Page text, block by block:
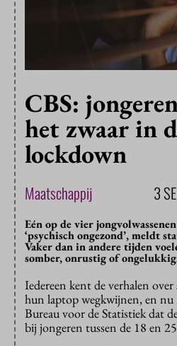
CBS:
het zwaar in
lockdown
Maatschappij 3
Eén op de vier
‘psychisch ongezond’, meldt
Vaker dan in andere tijden
somber, onrustig of
Iedereen kent de verhalen
hun laptop wegkwijnen, en nu
Bureau voor de Statistiek dat
bij jongeren tussen de 18 en